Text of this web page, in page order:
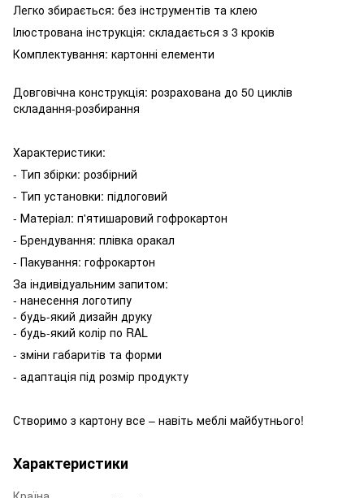
Легко збирається: без інструментів та клею
Ілюстрована інструкція: складається з 3 кроків
Комплектування: картонні елементи
Довговічна конструкція: розрахована до 50 циклів
складання-розбирання
Характеристики:
- Тип збірки: розбірний
- Тип установки: підлоговий
- Матеріал: п'ятишаровий гофрокартон
- Брендування: плівка оракал
- Пакування: гофрокартон
За індивідуальним запитом:
- нанесення логотипу
- будь-який дизайн друку
- будь-який колір по RAL
- зміни габаритів та форми
- адаптація під розмір продукту
Створимо з картону все – навіть меблі майбутнього!
Характеристики